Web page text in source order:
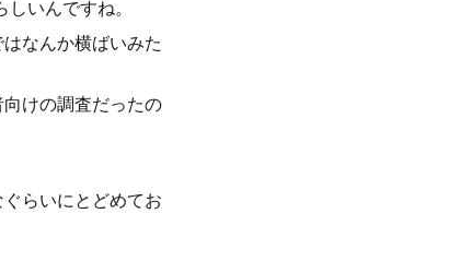
いんですね。
なんか横ばいみた
けの調査だったの
らいにとどめてお